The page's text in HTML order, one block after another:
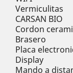
Vermiculitas
CARSAN BIO
Cordon
Brasero
Placa
Display
Mando a